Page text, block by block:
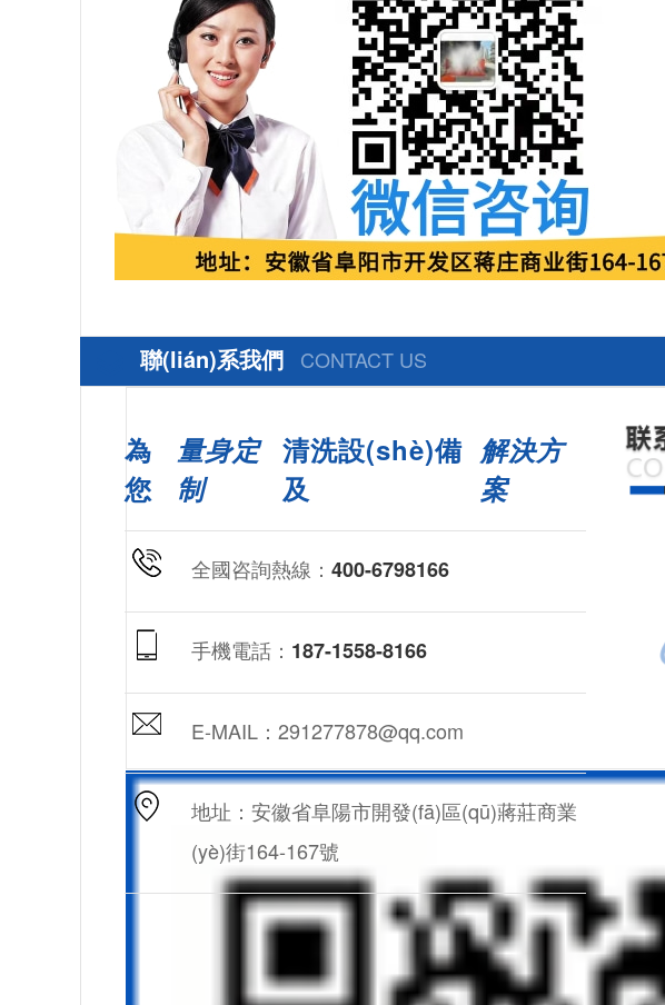
聯(lián)系我們 CONTACT US
為
您
量身定
制
清洗設(shè)備
及
解決方
案
全國咨詢熱線： 400-6798166
手機電話： 187-1558-8166
E-MAIL：291277878@qq.com
地址：安徽省阜陽市開發(fā)區(qū)蔣莊商業
(yè)街164-167號